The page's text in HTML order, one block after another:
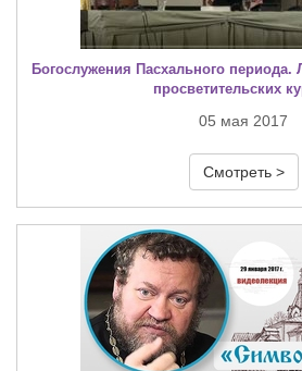
Богослужения Пасхального
просветительских
05 мая 2017
Смотреть >